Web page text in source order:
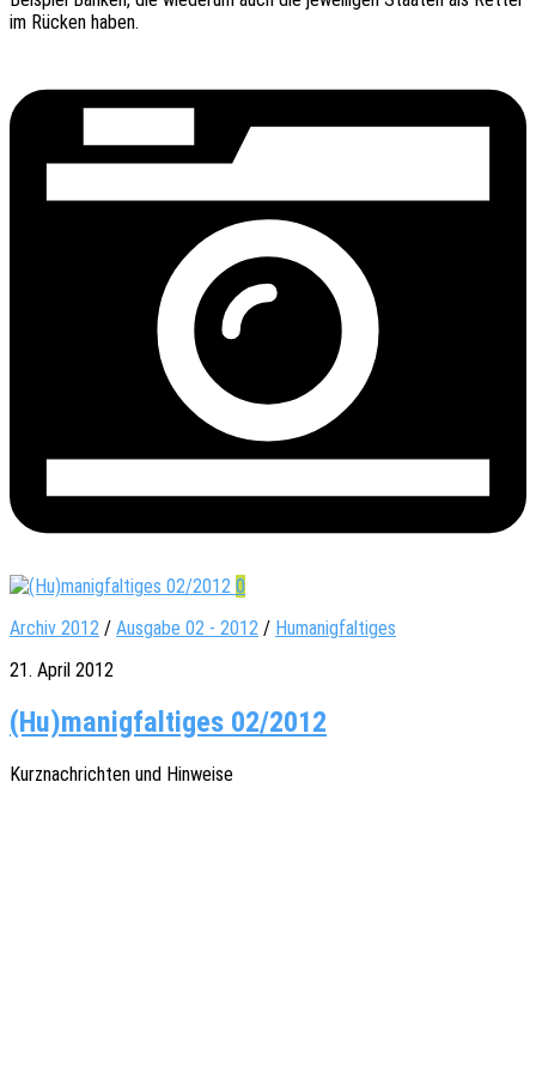
im Rücken haben.
0
Archiv 2012 / Ausgabe 02 - 2012 / Humanigfaltiges
21. April 2012
(Hu)manigfaltiges 02/2012
Kurz­nach­rich­ten und Hinweise